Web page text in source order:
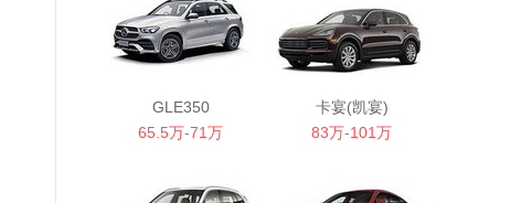
GLE350
65.5万-71万
卡宴(凯宴)
83万-101万